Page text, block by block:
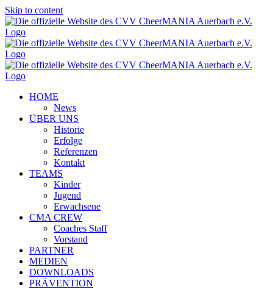
Skip to content
HOME
News
ÜBER UNS
Historie
Erfolge
Referenzen
Kontakt
TEAMS
Kinder
Jugend
Erwachsene
CMA CREW
Coaches Staff
Vorstand
PARTNER
MEDIEN
DOWNLOADS
PRÄVENTION